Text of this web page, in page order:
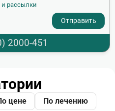
и рассылки
2000-451
цене По лечению